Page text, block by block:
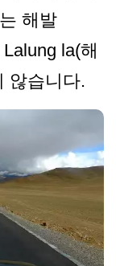
해발
la(해
않습니다.